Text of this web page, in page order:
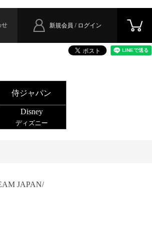
新規会員 / ログイン
せ
侍ジャパン
Disney
ディズニー
JAPAN/